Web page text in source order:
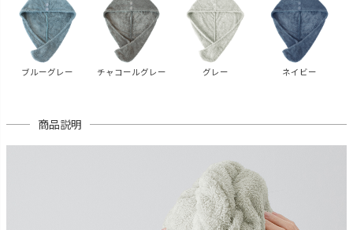
ブルーグレー チャコールグレー グレー ネイビー
商品説明